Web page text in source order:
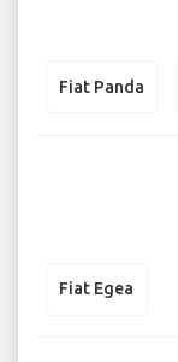
Fiat Panda
Fiat Egea